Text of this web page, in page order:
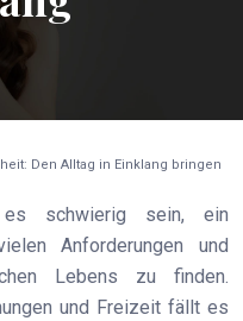
Den Alltag in Einklang bringen
schwierig sein, ein
Anforderungen und
Lebens zu finden.
und Freizeit fällt es